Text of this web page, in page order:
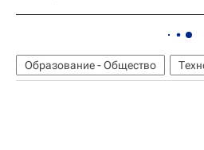
Образование - Общество